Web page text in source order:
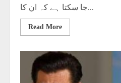
جا سکتا ہے کہ ان کا...
Read More